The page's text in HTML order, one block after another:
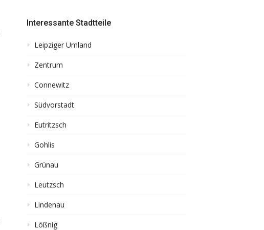
Interessante Stadtteile
Leipziger Umland
Zentrum
Connewitz
Südvorstadt
Eutritzsch
Gohlis
Grünau
Leutzsch
Lindenau
Lößnig